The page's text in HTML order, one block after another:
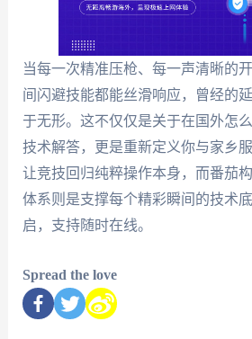
当每一次精准压枪、每一声清晰的
间闪避技能都能丝滑响应，曾经的
于无形。这不仅仅是关于在国外怎
技术解答，更是重新定义你与家乡
让竞技回归纯粹操作本身，而番茄
体系则是支撑每个精彩瞬间的技术
启，支持随时在线。
Spread the love